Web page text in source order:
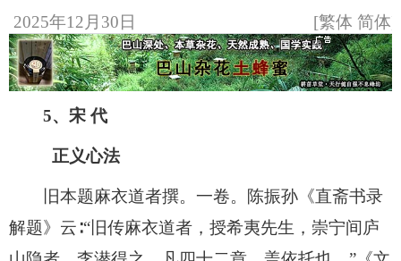
2025年12月30日 [繁体 简体
5、宋 代
正义心法
旧本题麻衣道者撰。一卷。陈振孙《直斋书录
解题》云∶“旧传麻衣道者，授希夷先生，崇宁间庐